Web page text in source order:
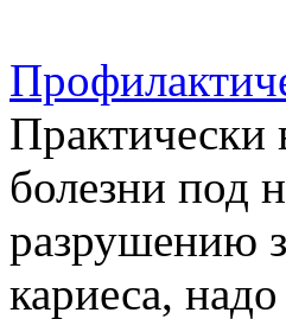
Практически
болезни под
разрушению
кариеса,